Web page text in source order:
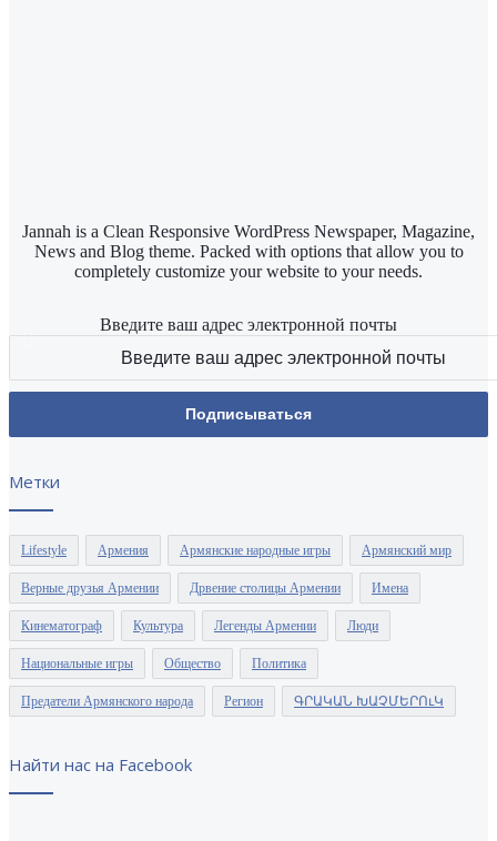
Jannah is a Clean Responsive WordPress Newspaper, Magazine,
News and Blog theme. Packed with options that allow you to
completely customize your website to your needs.
Введите ваш адрес электронной почты
Метки
Lifestyle Армения Армянские народные игры Армянский мир
Верные друзья Армении Дрвение столицы Армении Имена
Кинематограф Культура Легенды Армении Люди
Национальные игры Общество Политика
Предатели Армянского народа Регион ԳՐԱԿԱՆ ԽԱՉՄԵՐՈւԿ
Найти нас на Facebook